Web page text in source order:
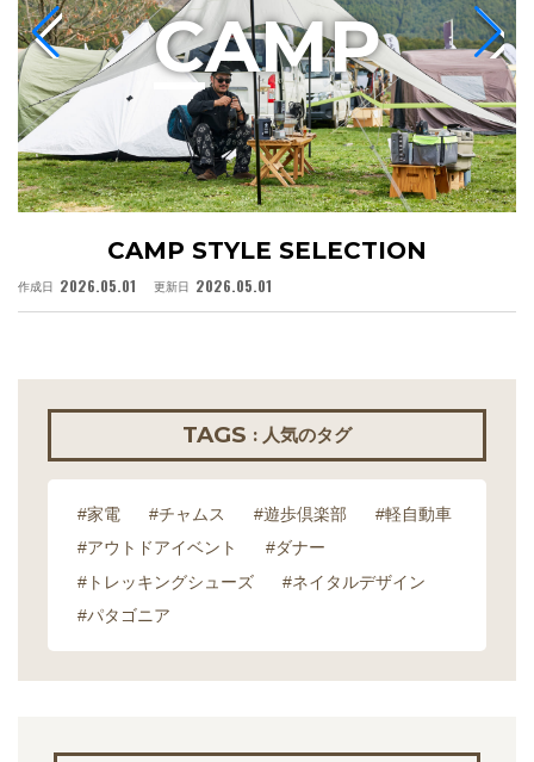
CAMP STYLE SELECTION
作成日 2026.05.01 更新日 2026.05.01
CAMP
TAGS : 人気のタグ
#家電 #チャムス #遊歩倶楽部
#軽自動車
#アウトドアイベント
#ダナー
#トレッキングシューズ
#ネイタルデザイン
#パタゴニア